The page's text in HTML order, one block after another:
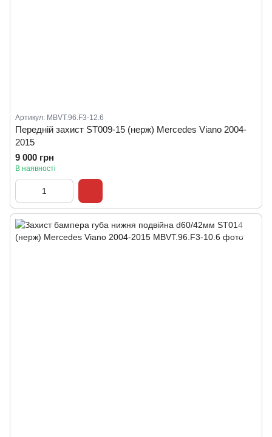
Артикул: MBVT.96.F3-12.6
Передній захист ST009-15 (нерж) Mercedes Viano 2004-
2015
9 000 грн
В наявності